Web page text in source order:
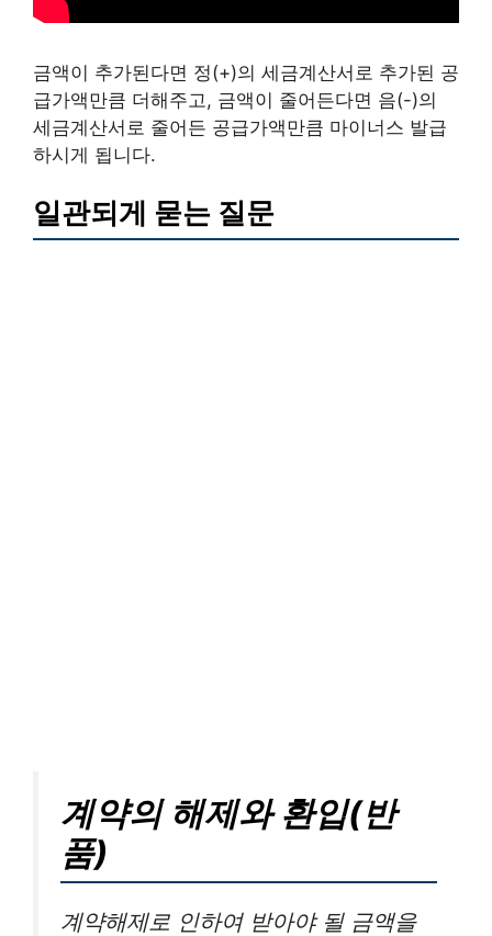
금액이 추가된다면 정(+)의 세금계산서로 추가된 공
급가액만큼 더해주고, 금액이 줄어든다면 음(-)의
세금계산서로 줄어든 공급가액만큼 마이너스 발급
하시게 됩니다.
일관되게 묻는 질문
계약의 해제와 환입(반
품)
계약해제로 인하여 받아야 될 금액을